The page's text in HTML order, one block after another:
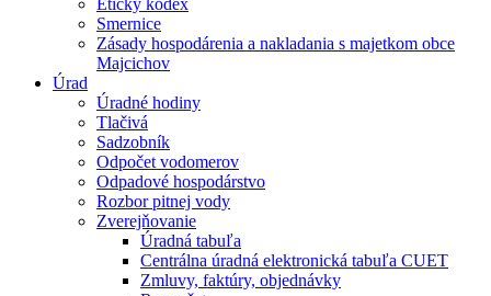
Etický kódex
Smernice
Zásady hospodárenia a nakladania s majetkom obce
Majcichov
Úrad
Úradné hodiny
Tlačivá
Sadzobník
Odpočet vodomerov
Odpadové hospodárstvo
Rozbor pitnej vody
Zverejňovanie
Úradná tabuľa
Centrálna úradná elektronická tabuľa CUET
Zmluvy, faktúry, objednávky